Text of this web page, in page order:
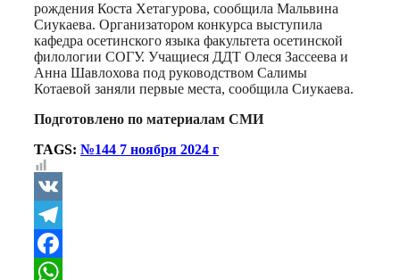
рождения Коста Хетагурова, сообщила Мальвина
Сиукаева. Организатором конкурса выступила
кафедра осетинского языка факультета осетинской
филологии СОГУ. Учащиеся ДДТ Олеся Зассеева и
Анна Шавлохова под руководством Салимы
Котаевой заняли первые места, сообщила Сиукаева.
Подготовлено по материалам СМИ
TAGS: №144 7 ноября 2024 г
VK
Telegram
Facebook